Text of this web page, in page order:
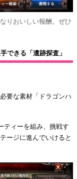
りおいしい報酬。ぜひ
できる「遺跡探査」
要な素材「ドラゴンハ
ティーを組み、挑戦す
ージに進んでいけると